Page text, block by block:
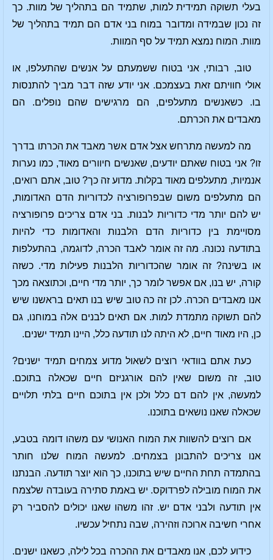
בעלי תשוקה תמידית למות, שתמיד הם בתהליך של מוות. כך
זה נכון שבמידה ומדובר במוח בני אדם הם תמיד בתהליך של
מוות. המוח נמצא תמיד על סף המוות.
טוב, רבותי, אני בטוח ששמעתם על אנשים שהתעלפו, או
אולי חוויתם זאת בעצמכם. אני יודע שזה דבר מביך להתנסות
בו. כשאנשים מתעלפים, הם מרגישים שהם נופלים. הם
מאבדים את הכרתם.
מה למעשה מתרחש אצל אדם אשר מאבד את הכרתו בדרך
זו? אני בטוח שאתם יודעים, שאנשים חיוורים מאוד, כמו נערות
אנמיות, מתעלפים מאוד בקלות. מדוע זה כך? טוב, אתם רואים,
הם מתעלפים משום שבפרופורציה לכדוריות הדם האדומות,
יש להם יותר מדי כדוריות לבנות. בני אדם צריכים פרופורציה
מסויימת בין כדוריות הדם הלבנות והאדומות כדי להיות
בתודעה נכונה. מה זה אומר לאבד הכרה, לדוגמה, בהתעלפות
או בשינה? זה אומר שהכדוריות הלבנות פעילות מדי. כשזה
קורה, יש בנו, אם אפשר לומר כך, יותר מדי חיים, וכתוצאה מכך
אנו מאבדים הכרה. לכן זה כה טוב שיש בנו תאים בראשנו שיש
להם תשוקה מתמדת למות. אם תאים לבנים אלה במוחנו, גם
כן, היו מאוד חיים, לא היתה לנו תודעה כלל, היינו תמיד ישנים.
כעת אתם בוודאי רוצים לשאול מדוע צמחים תמיד ישנים?
טוב, זה משום שאין להם אורגניזם חיים שכאלה בתוכם.
למעשה, אין להם דם כלל ולכן אין בתוכם חיים בלתי תלויים
שכאלה שאנו נושאים בתוכנו.
אם רוצים להשוות את המוח האנושי עם משהו דומה בטבע,
אנו צריכים להתבונן בצמחים. למעשה המוח שלנו חותר
בהתמדה תחת החיים שיש בתוכנו, כך הוא יוצר תודעה. הבנתנו
את המוח מובילה לפרדוקס. יש באמת סתירה בעובדה שלצמח
אין תודעה ולבני אדם יש. זהו משהו שאנו יכולים להסביר רק
אחרי חשיבה ארוכה וזהירה, שבה נתחיל עכשיו.
כידוע לכם, אנו מאבדים את ההכרה בכל לילה, כשאנו ישנים.